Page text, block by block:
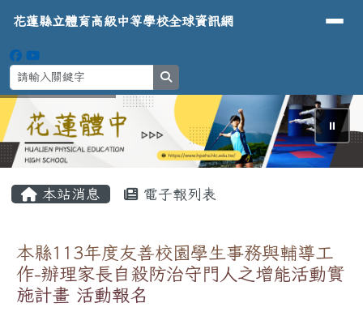
花蓮縣立體育高級中等學校全球資
導覽列
花蓮縣立體育高級中等學校全球資訊網
⏸
本站消息 電子報列表
本縣113年度友善校園學生事務與輔導工
作-辦理家長自殺防治守門人之增能活動實
施計畫 活動報名